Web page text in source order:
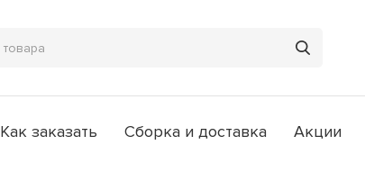
Как заказать Сборка и доставка Акции